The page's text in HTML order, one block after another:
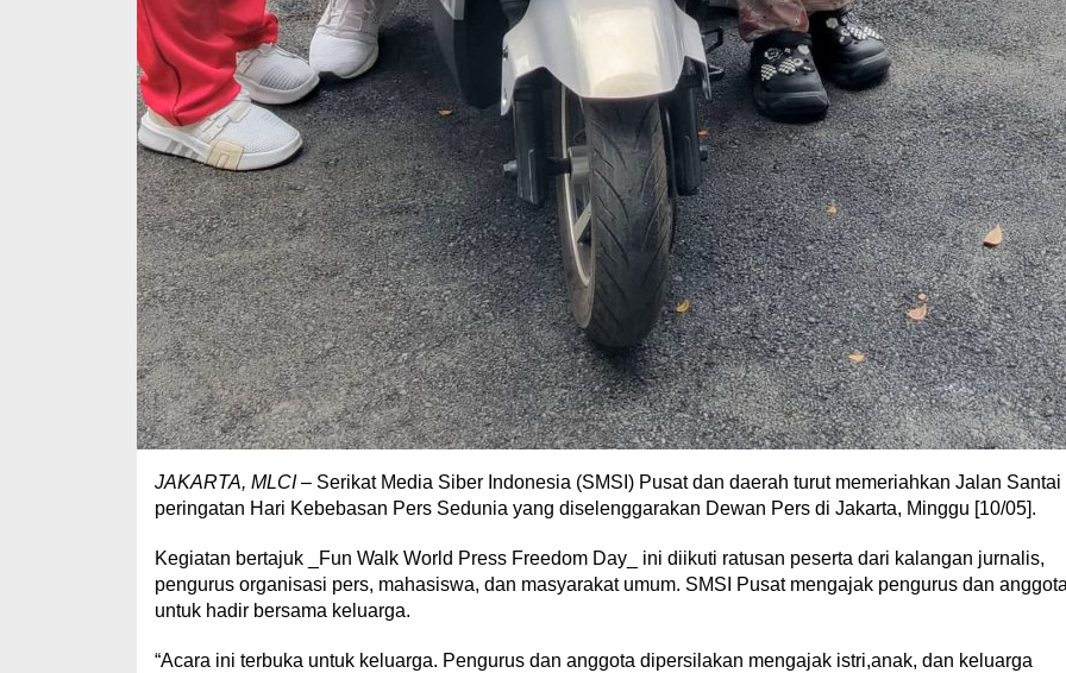
JAKARTA, MLCI– Serikat Media Siber Indonesia (SMSI) Pusat dan daerah turut memeriahkan Jalan Santai
peringatan Hari Kebebasan Pers Sedunia yang diselenggarakan Dewan Pers di Jakarta, Minggu [10/05].
Kegiatan bertajuk _Fun Walk World Press Freedom Day_ ini diikuti ratusan peserta dari kalangan jurnalis,
pengurus organisasi pers, mahasiswa, dan masyarakat umum. SMSI Pusat mengajak pengurus dan
untuk hadir bersama keluarga.
“Acara ini terbuka untuk keluarga. Pengurus dan anggota dipersilakan mengajak istri,anak, dan keluarga